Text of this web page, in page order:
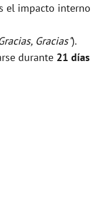
el impacto interno
Gracias").
durante 21 días